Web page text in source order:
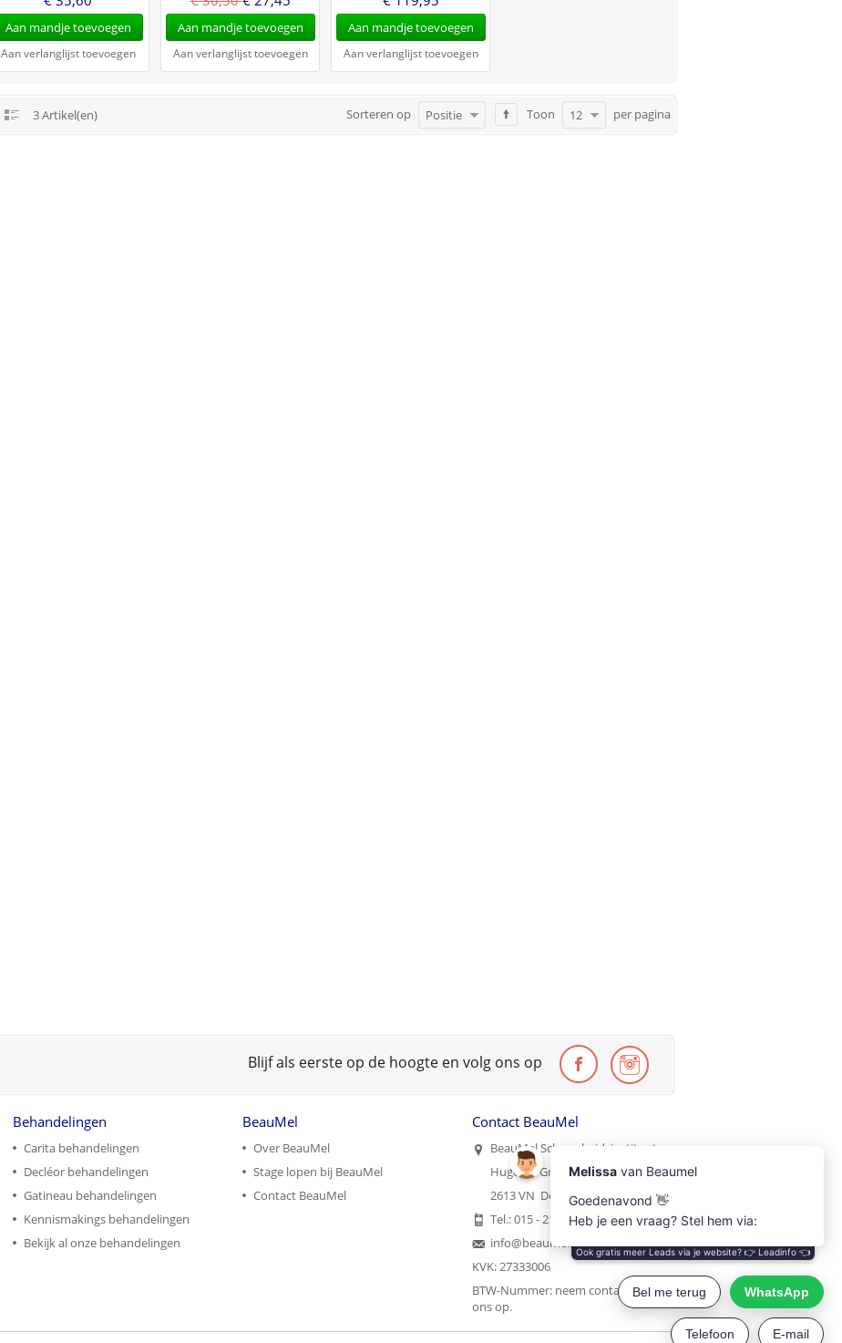
Aan mandje toevoegen
Aan verlanglijst toevoegen
Aan mandje toevoegen
Aan verlanglijst toevoegen
Aan mandje toevoegen
Aan verlanglijst toevoegen
3 Artikel(en) Toon 12 per pagina
Sorteren op Positie
Blijf als eerste op de hoogte en volg ons op
Behandelingen
Carita behandelingen
Decléor behandelingen
Gatineau behandelingen
Kennismakings behandelingen
Bekijk al onze behandelingen
BeauMel
Over BeauMel
Stage lopen bij BeauMel
Contact BeauMel
Contact BeauMel
BeauMel Schoonheidsinstituut
Hugo de Grootstraat 35
2613 VN Delft
Tel.: 015 - 2121215
info@beaumel.nl
KVK: 27333006
BTW-Nummer: neem contact met
ons op.